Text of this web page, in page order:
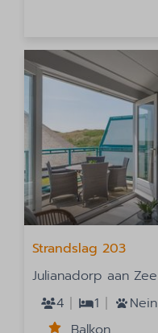
Strandslag 203
Julianadorp aan Zee
4
1 Nein